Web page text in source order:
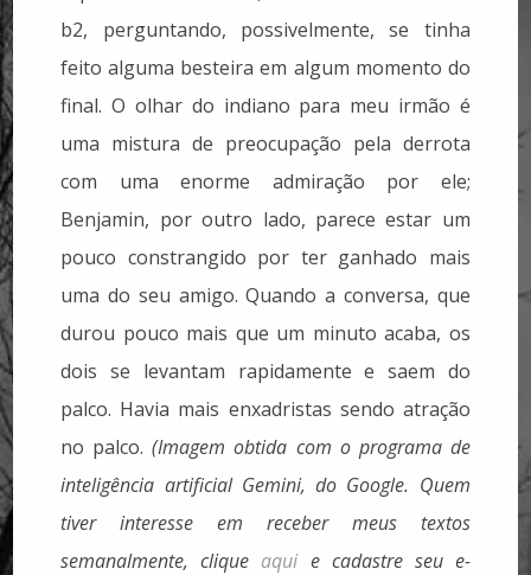
b2, perguntando, possivelmente, se tinha
feito alguma besteira em algum momento do
final. O olhar do indiano para meu irmão é
uma mistura de preocupação pela derrota
com uma enorme admiração por ele;
Benjamin, por outro lado, parece estar um
pouco constrangido por ter ganhado mais
uma do seu amigo. Quando a conversa, que
durou pouco mais que um minuto acaba, os
dois se levantam rapidamente e saem do
palco. Havia mais enxadristas sendo atração
no palco.(Imagem obtida com o programa de
inteligência artificial Gemini, do Google. Quem
tiver interesse em receber meus textos
semanalmente, clique aqui e cadastre seu e-